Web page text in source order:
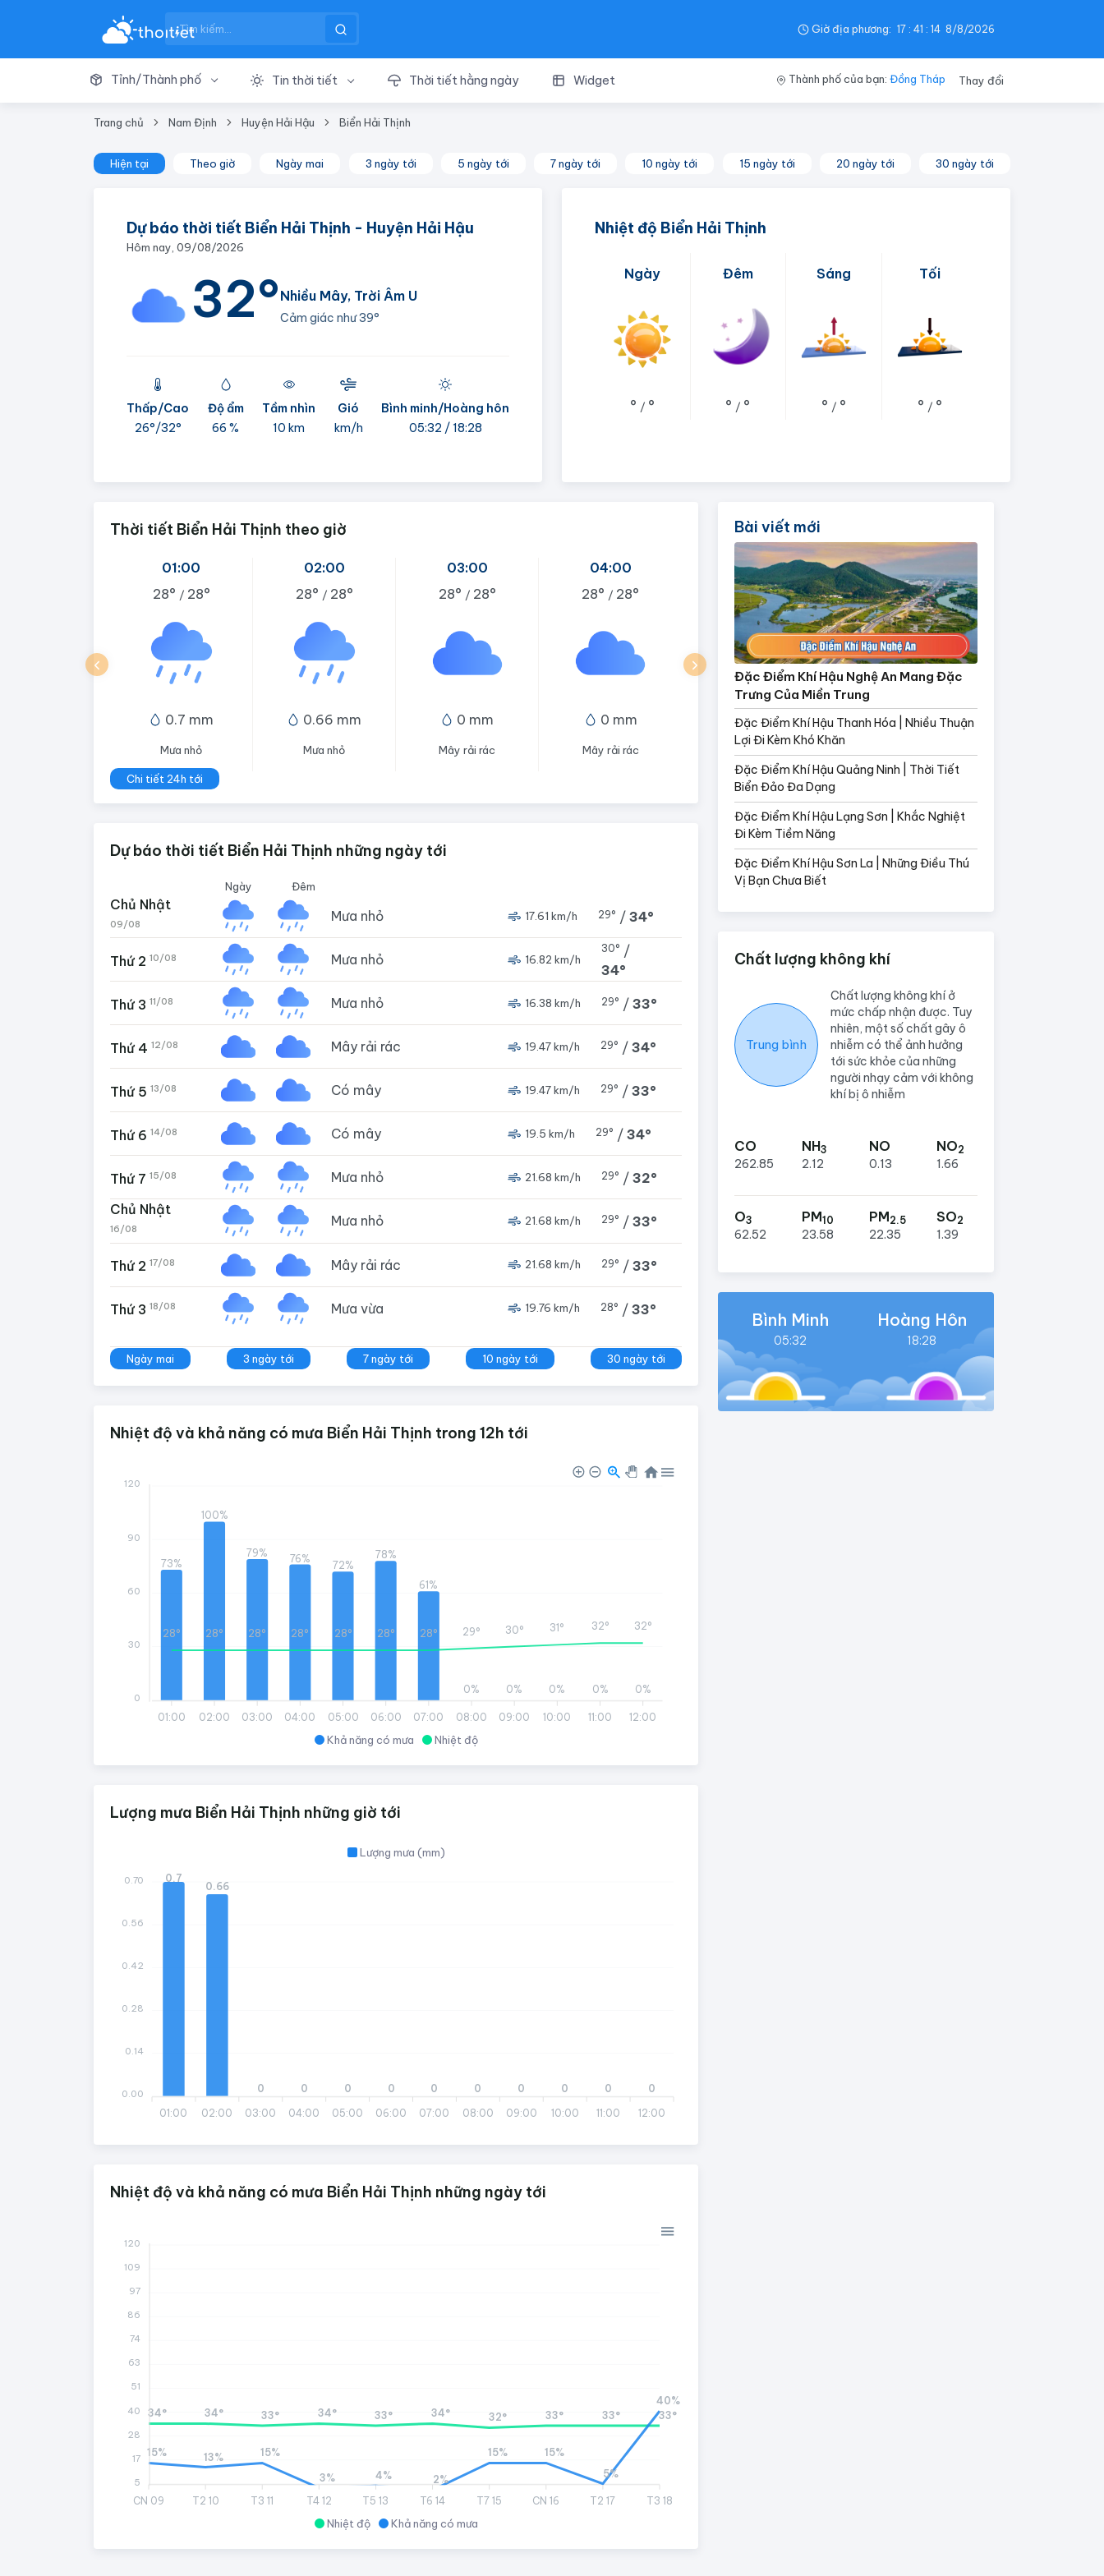
Giờ địa phương: 17 : 41 : 15 8/8/2026
Tỉnh/Thành phố Tin thời tiết Thời tiết hằng ngày Widget Thành phố của bạn: Đồng Tháp Thay đổi
Trang chủ Nam Định Huyện Hải Hậu Biển Hải Thịnh
Hiện tại Theo giờ Ngày mai 3 ngày tới 5 ngày tới 7 ngày tới 10 ngày tới 15 ngày tới 20 ngày tới 30 ngày tới
Dự báo thời tiết Biển Hải Thịnh - Huyện Hải Hậu
Hôm nay, 09/08/2026
32° Nhiều Mây, Trời Âm U
Cảm giác như39°
Thấp/Cao
26°/32°
Độ ẩm
66 %
Tầm nhìn
10 km
Gió
km/h
Bình minh/Hoàng hôn
05:32 / 18:28
Nhiệt độ Biển Hải Thịnh
Ngày
° / °
Đêm
° / °
Sáng
° / °
Tối
° / °
Thời tiết Biển Hải Thịnh theo giờ
01:00
28° / 28°
0.7 mm
Mưa nhỏ
02:00
28° / 28°
0.66 mm
Mưa nhỏ
03:00
28° / 28°
0 mm
Mây rải rác
04:00
28° / 28°
0 mm
Mây rải rác
Chi tiết 24h tới
Dự báo thời tiết Biển Hải Thịnh những ngày tới
Ngày Đêm
Chủ Nhật
09/08 Mưa nhỏ 17.61 km/h 29° / 34°
Thứ 2 10/08 Mưa nhỏ 16.82 km/h
30° /
34°
Thứ 3 11/08 Mưa nhỏ 16.38 km/h 29° / 33°
Thứ 4 12/08 Mây rải rác 19.47 km/h 29° / 34°
Thứ 5 13/08 Có mây 19.47 km/h 29° / 33°
Thứ 6 14/08 Có mây 19.5 km/h 29° / 34°
Thứ 7 15/08 Mưa nhỏ 21.68 km/h 29° / 32°
Chủ Nhật
16/08 Mưa nhỏ 21.68 km/h 29° / 33°
Thứ 2 17/08 Mây rải rác 21.68 km/h 29° / 33°
Thứ 3 18/08 Mưa vừa 19.76 km/h 28° / 33°
Ngày mai 3 ngày tới 7 ngày tới 10 ngày tới 30 ngày tới
Nhiệt độ và khả năng có mưa Biển Hải Thịnh trong 12h tới
Khả năng có mưa Nhiệt độ
01:00 02:00 03:00 04:00 05:00 06:00 07:00 08:00 09:00 10:00 11:00 12:00
73%
100%
79% 76%
72%
78%
61%
0% 0% 0% 0% 0%
28° 28° 28° 28° 28° 28° 28° 29° 30° 31° 32° 32°
120
90
60
30
0
Lượng mưa Biển Hải Thịnh những giờ tới
Lượng mưa (mm)
01:00 02:00 03:00 04:00 05:00 06:00 07:00 08:00 09:00 10:00 11:00 12:00
0.7
0.66
0 0 0 0 0 0 0 0 0 0
0.70
0.56
0.42
0.28
0.14
0.00
Nhiệt độ và khả năng có mưa Biển Hải Thịnh những ngày tới
Nhiệt độ Khả năng có mưa
CN 09 T2 10 T3 11 T4 12 T5 13 T6 14 T7 15 CN 16 T2 17 T3 18
34° 34° 33° 34° 33° 34° 32° 33° 33° 33°
15% 13% 15%
3% 4% 2%
15%
15%
5%
40%
120
109
97
86
74
63
51
40
28
17
5
Bài viết mới
Đặc Điểm Khí Hậu Nghệ An Mang Đặc
Trưng Của Miền Trung
Đặc Điểm Khí Hậu Thanh Hóa | Nhiều Thuận
Lợi Đi Kèm Khó Khăn
Đặc Điểm Khí Hậu Quảng Ninh | Thời Tiết
Biển Đảo Đa Dạng
Đặc Điểm Khí Hậu Lạng Sơn | Khắc Nghiệt
Đi Kèm Tiềm Năng
Đặc Điểm Khí Hậu Sơn La | Những Điều Thú
Vị Bạn Chưa Biết
Chất lượng không khí
Trung bình
Chất lượng không khí ở
mức chấp nhận được. Tuy
nhiên, một số chất gây ô
nhiễm có thể ảnh hưởng
tới sức khỏe của những
người nhạy cảm với không
khí bị ô nhiễm
CO
262.85
NH3
2.12
NO
0.13
NO2
1.66
O3
62.52
PM10
23.58
PM2.5
22.35
SO2
1.39
Bình Minh
05:32
Hoàng Hôn
18:28